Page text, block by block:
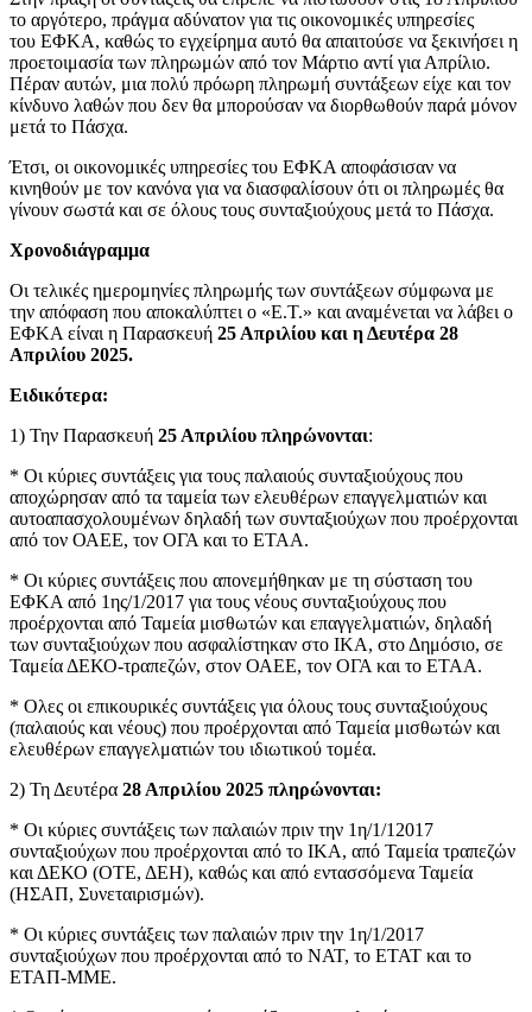
το αργότερο, πράγμα αδύνατον για τις οικονομικές υπηρεσίες
του ΕΦΚΑ, καθώς το εγχείρημα αυτό θα απαιτούσε να ξεκινήσει η
προετοιμασία των πληρωμών από τον Μάρτιο αντί για Απρίλιο.
Πέραν αυτών, μια πολύ πρόωρη πληρωμή συντάξεων είχε και τον
κίνδυνο λαθών που δεν θα μπορούσαν να διορθωθούν παρά μόνον
μετά το Πάσχα.
Έτσι, οι οικονομικές υπηρεσίες του ΕΦΚΑ αποφάσισαν να
κινηθούν με τον κανόνα για να διασφαλίσουν ότι οι πληρωμές θα
γίνουν σωστά και σε όλους τους συνταξιούχους μετά το Πάσχα.
Χρονοδιάγραμμα
Οι τελικές ημερομηνίες πληρωμής των συντάξεων σύμφωνα με
την απόφαση που αποκαλύπτει ο «Ε.Τ.» και αναμένεται να λάβει ο
ΕΦΚΑ είναι η Παρασκευή 25 Απριλίου και η Δευτέρα 28
Απριλίου 2025.
Ειδικότερα:
1) Την Παρασκευή 25 Απριλίου πληρώνονται:
* Οι κύριες συντάξεις για τους παλαιούς συνταξιούχους που
αποχώρησαν από τα ταμεία των ελευθέρων επαγγελματιών και
αυτοαπασχολουμένων δηλαδή των συνταξιούχων που προέρχονται
από τον ΟΑΕΕ, τον ΟΓΑ και το ΕΤΑΑ.
* Οι κύριες συντάξεις που απονεμήθηκαν με τη σύσταση του
ΕΦΚΑ από 1ης/1/2017 για τους νέους συνταξιούχους που
προέρχονται από Ταμεία μισθωτών και επαγγελματιών, δηλαδή
των συνταξιούχων που ασφαλίστηκαν στο ΙΚΑ, στο Δημόσιο, σε
Ταμεία ΔΕΚΟ-τραπεζών, στον ΟΑΕΕ, τον ΟΓΑ και το ΕΤΑΑ.
* Ολες οι επικουρικές συντάξεις για όλους τους συνταξιούχους
(παλαιούς και νέους) που προέρχονται από Ταμεία μισθωτών και
ελευθέρων επαγγελματιών του ιδιωτικού τομέα.
2) Τη Δευτέρα 28 Απριλίου 2025 πληρώνονται:
* Οι κύριες συντάξεις των παλαιών πριν την 1η/1/12017
συνταξιούχων που προέρχονται από το ΙΚΑ, από Ταμεία τραπεζών
και ΔΕΚΟ (ΟΤΕ, ΔΕΗ), καθώς και από εντασσόμενα Ταμεία
(ΗΣΑΠ, Συνεταιρισμών).
* Οι κύριες συντάξεις των παλαιών πριν την 1η/1/2017
συνταξιούχων που προέρχονται από το ΝΑΤ, το ΕΤΑΤ και το
ΕΤΑΠ-ΜΜΕ.